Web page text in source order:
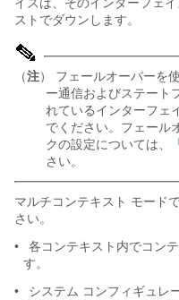
ストでダウンします。
（注） フェールオーバーを
ー通信およびステート
れているインターフェ
でください。フェール
クの設定については、
さい。
マルチコンテキスト モード
さい。
•
各コンテキスト内でコン
す。
•
システム コンフィギュレ